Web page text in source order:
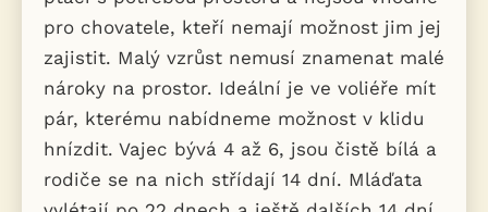
pro chovatele, kteří nemají možnost jim jej
zajistit. Malý vzrůst nemusí znamenat malé
nároky na prostor. Ideální je ve voliéře mít
pár, kterému nabídneme možnost v klidu
hnízdit. Vajec bývá 4 až 6, jsou čistě bílá a
rodiče se na nich střídají 14 dní. Mláďata